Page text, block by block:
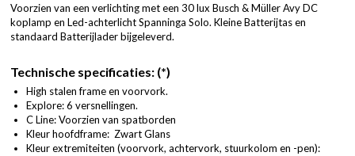
Voorzien van een verlichting met een 30 lux Busch & Müller Avy DC
koplamp en Led-achterlicht Spanninga Solo. Kleine Batterijtas en
standaard Batterijlader bijgeleverd.
Technische specificaties: (*)
High stalen frame en voorvork.
Explore: 6 versnellingen.
C Line: Voorzien van spatborden
Kleur hoofdframe: Zwart Glans
Kleur extremiteiten (voorvork, achtervork, stuurkolom en -pen):